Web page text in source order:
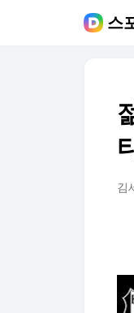
스
김